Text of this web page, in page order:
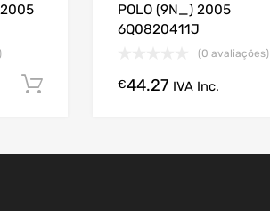
2005
Comprar Agora!
POLO (9N_) 2005
6Q0820411J
(0 avaliações)
€44.27 IVA Inc.